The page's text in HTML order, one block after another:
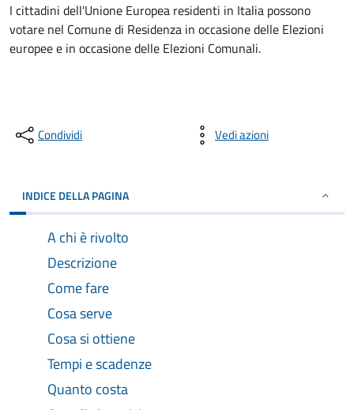
I cittadini dell'Unione Europea residenti in Italia possono
votare nel Comune di Residenza in occasione delle Elezioni
europee e in occasione delle Elezioni Comunali.
Condividi Vedi azioni
INDICE DELLA PAGINA
A chi è rivolto
Descrizione
Come fare
Cosa serve
Cosa si ottiene
Tempi e scadenze
Quanto costa